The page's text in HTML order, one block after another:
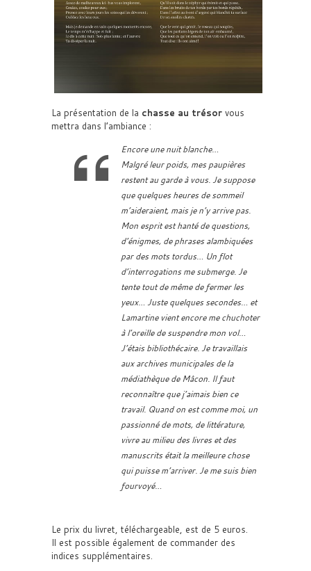
La présentation de la chasse au trésor vous
mettra dans l’ambiance :
Encore une nuit blanche…
Malgré leur poids, mes paupières
restent au garde à vous. Je suppose
que quelques heures de sommeil
m’aideraient, mais je n’y arrive pas.
Mon esprit est hanté de questions,
d’énigmes, de phrases alambiquées
par des mots tordus… Un flot
d’interrogations me submerge. Je
tente tout de même de fermer les
yeux… Juste quelques secondes… et
Lamartine vient encore me chuchoter
à l’oreille de suspendre mon vol…
J’étais bibliothécaire. Je travaillais
aux archives municipales de la
médiathèque de Mâcon. Il faut
reconnaître que j’aimais bien ce
travail. Quand on est comme moi, un
passionné de mots, de littérature,
vivre au milieu des livres et des
manuscrits était la meilleure chose
qui puisse m’arriver. Je me suis bien
fourvoyé…
Le prix du livret, téléchargeable, est de 5 euros.
Il est possible également de commander des
indices supplémentaires.